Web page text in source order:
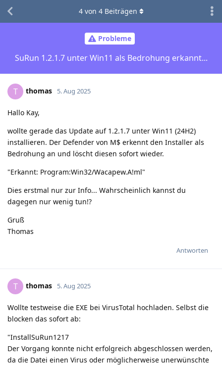
Probleme
SuRun 1.2.1.7 unter Win11 als Bedrohung erkannt...
4von 4Beiträgen
T thomas 5. Aug 2025
Hallo Kay,
wollte gerade das Update auf 1.2.1.7 unter Win11 (24H2)
installieren. Der Defender von M$ erkennt den Installer als
Bedrohung an und löscht diesen sofort wieder.
"Erkannt: Program:Win32/Wacapew.A!ml"
Dies erstmal nur zur Info... Wahrscheinlich kannst du
dagegen nur wenig tun!?
Gruß
Thomas
Antworten
T thomas 5. Aug 2025
Wollte testweise die EXE bei VirusTotal hochladen. Selbst die
blocken das sofort ab:
"InstallSuRun1217
Der Vorgang konnte nicht erfolgreich abgeschlossen werden,
da die Datei einen Virus oder möglicherweise unerwünschte